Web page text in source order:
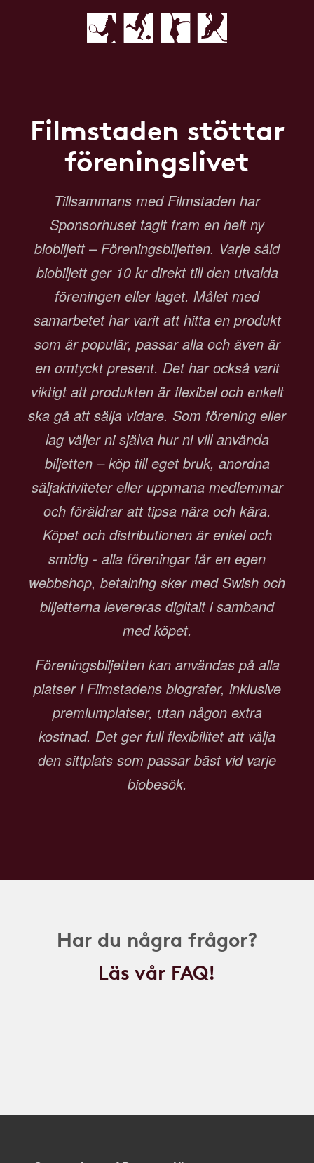
Filmstaden stöttar
föreningslivet
Tillsammans med Filmstaden har
Sponsorhuset tagit fram en helt ny
biobiljett – Föreningsbiljetten. Varje såld
biobiljett ger 10 kr direkt till den utvalda
föreningen eller laget. Målet med
samarbetet har varit att hitta en produkt
som är populär, passar alla och även är
en omtyckt present. Det har också varit
viktigt att produkten är flexibel och enkelt
ska gå att sälja vidare. Som förening eller
lag väljer ni själva hur ni vill använda
biljetten – köp till eget bruk, anordna
säljaktiviteter eller uppmana medlemmar
och föräldrar att tipsa nära och kära.
Köpet och distributionen är enkel och
smidig - alla föreningar får en egen
webbshop, betalning sker med Swish och
biljetterna levereras digitalt i samband
med köpet.
Föreningsbiljetten kan användas på alla
platser i Filmstadens biografer, inklusive
premiumplatser, utan någon extra
kostnad. Det ger full flexibilitet att välja
den sittplats som passar bäst vid varje
biobesök.
Har du några frågor?
Läs vår FAQ!